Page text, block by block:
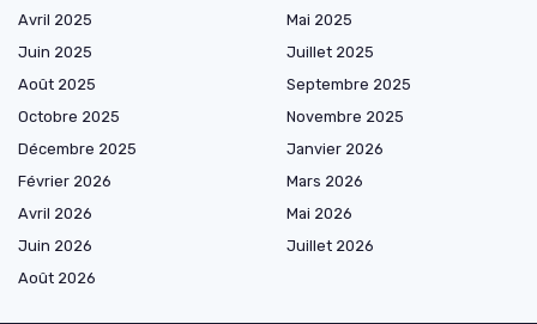
Avril 2025
Mai 2025
Juin 2025
Juillet 2025
Août 2025
Septembre 2025
Octobre 2025
Novembre 2025
Décembre 2025
Janvier 2026
Février 2026
Mars 2026
Avril 2026
Mai 2026
Juin 2026
Juillet 2026
Août 2026